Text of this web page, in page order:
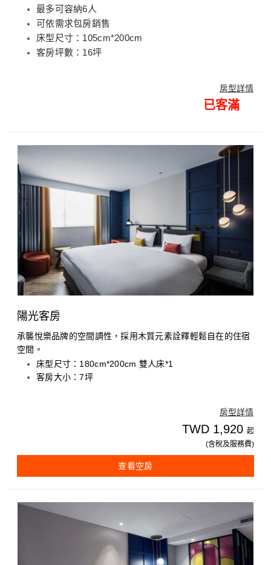
最多可容納6人
可依需求包房銷售
床型尺寸：105cm*200cm
客房坪數：16坪
房型詳情
已客滿
陽光客房
承襲悅樂品牌的空間調性，採用木質元素詮釋輕鬆自在的住宿
空間。
床型尺寸：180cm*200cm 雙人床*1
客房大小：7坪
房型詳情
TWD 1,920 起
(含稅及服務費)
查看空房